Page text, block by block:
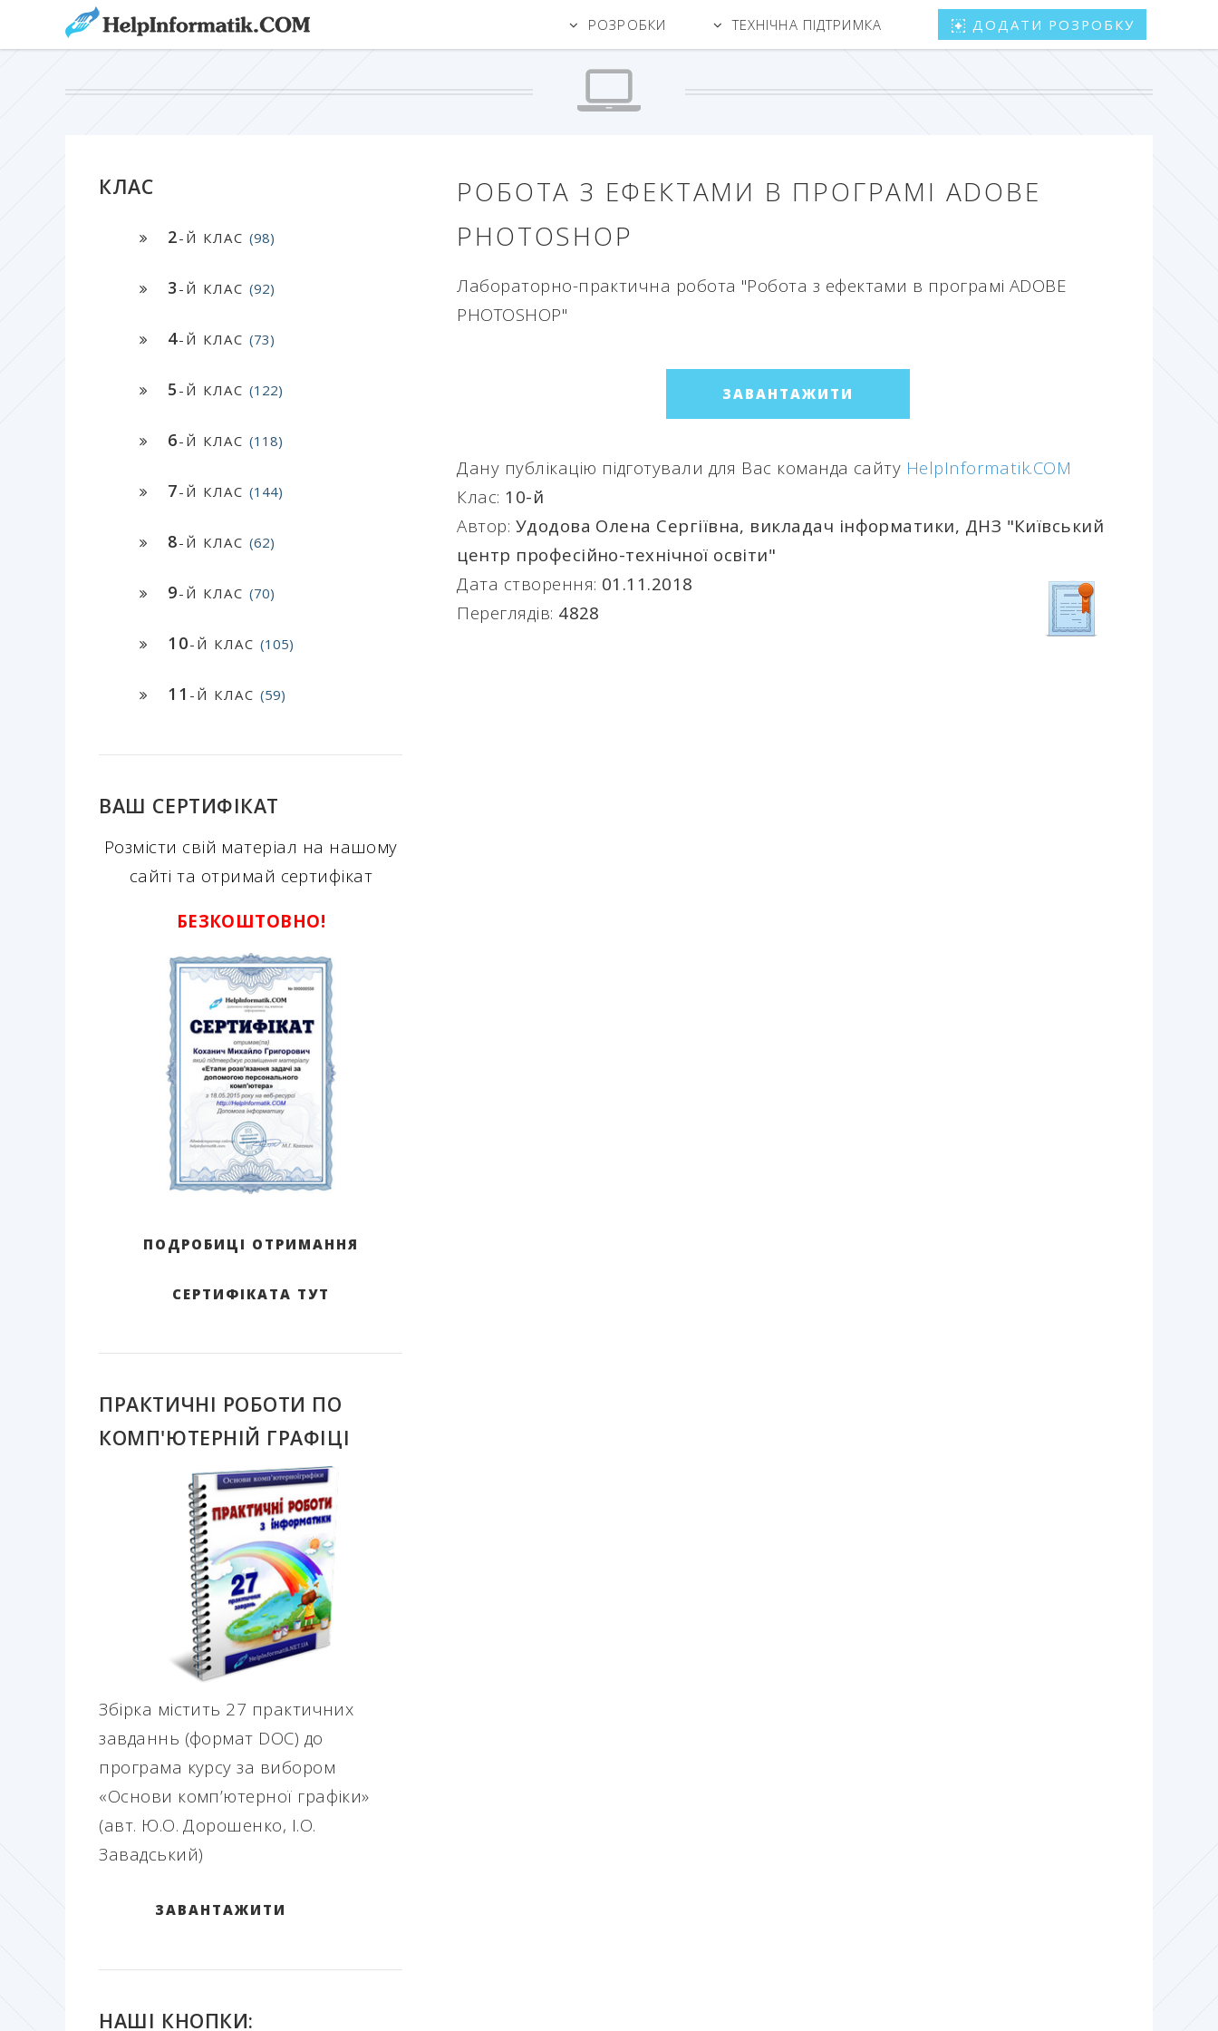
РОЗРОБКИ ТЕХНІЧНА ПІДТРИМКА ДОДАТИ РОЗРОБКУ
КЛАС
2-Й КЛАС (98)
3 -Й КЛАС (92)
4-Й КЛАС (73)
5 -Й КЛАС (122)
6-Й КЛАС (118)
7-Й КЛАС (144)
8-Й КЛАС (62)
9-Й КЛАС (70)
10-Й КЛАС (105)
11 -Й КЛАС (59)
ВАШ СЕРТИФІКАТ
Розмісти свій матеріал на нашому
сайті та отримай сертифікат
БЕЗКОШТОВНО!
ПОДРОБИЦІ ОТРИМАННЯ
СЕРТИФІКАТА ТУТ
ПРАКТИЧНІ РОБОТИ ПО
КОМП'ЮТЕРНІЙ ГРАФІЦІ
Збірка містить 27 практичних
завданнь (формат DOC) до
програма курсу за вибором
«Основи комп’ютерної графіки»
(авт. Ю.О. Дорошенко, І.О.
Завадський)
ЗАВАНТАЖИТИ
НАШІ КНОПКИ:
РОБОТА З ЕФЕКТАМИ В ПРОГРАМІ ADOBE
PHOTOSHOP
Лабораторно-практична робота "Робота з ефектами в програмі ADOBE
PHOTOSHOP"
ЗАВАНТАЖИТИ
Дану публікацію підготували для Вас команда сайту HelpInformatik.COM
Клас: 10-й
Автор: Удодова Олена Сергіївна, викладач інформатики, ДНЗ "Київський
центр професійно-технічної освіти"
Дата створення: 01.11.2018
Переглядів: 4828